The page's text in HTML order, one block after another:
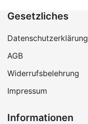
Gesetzliches
Datenschutzerklärung
AGB
Widerrufsbelehrung
Impressum
Informationen